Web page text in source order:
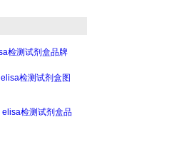
检测试剂盒品牌
检测试剂盒图
检测试剂盒品